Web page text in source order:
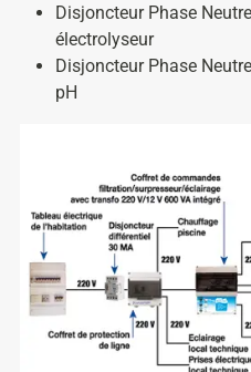
Disjoncteur Phase
électrolyseur
Disjoncteur Phase
pH